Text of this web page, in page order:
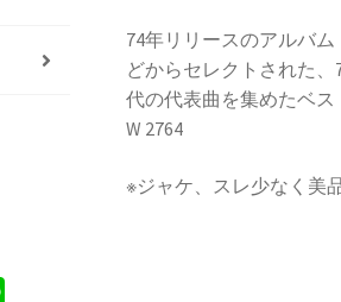
74年リリースのアルバム
どからセレクトされた、
代の代表曲を集めたベス
W 2764
※ジャケ、スレ少なく美